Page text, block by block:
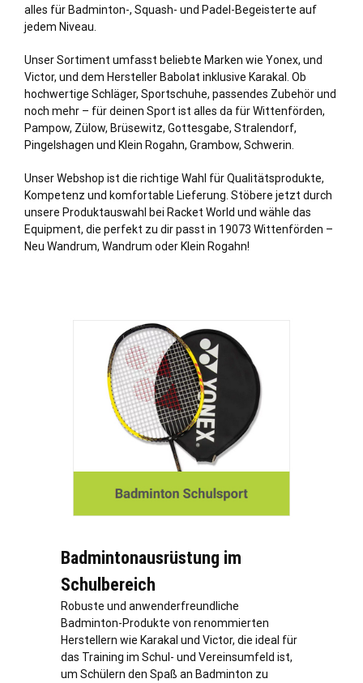
alles für Badminton-, Squash- und Padel-Begeisterte auf
jedem Niveau.
Unser Sortiment umfasst beliebte Marken wie Yonex, und
Victor, und dem Hersteller Babolat inklusive Karakal. Ob
hochwertige Schläger, Sportschuhe, passendes Zubehör und
noch mehr – für deinen Sport ist alles da für Wittenförden,
Pampow, Zülow, Brüsewitz, Gottesgabe, Stralendorf,
Pingelshagen und Klein Rogahn, Grambow, Schwerin
Unser Webshop ist die richtige Wahl für Qualitätsprodukte,
Kompetenz und komfortable Lieferung. Stöbere jetzt durch
unsere Produktauswahl bei Racket World und wähle das
Equipment, die perfekt zu dir passt in 19073 Wittenförden –
Neu Wandrum, Wandrum oder Klein Rogahn!
Badmintonausrüstung im
Schulbereich
Robuste und anwenderfreundliche
Badminton-Produkte von renommierten
Herstellern wie Karakal und Victor, die ideal für
das Training im Schul- und Vereinsumfeld ist,
um Schülern den Spaß an Badminton zu